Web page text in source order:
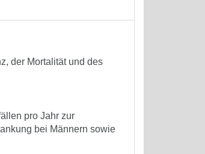
der Mortalität und des
pro Jahr zur
bei Männern sowie